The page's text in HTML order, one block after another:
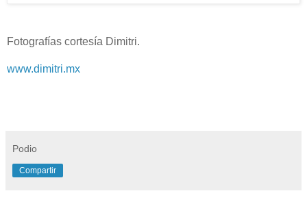
Fotografías cortesía Dimitri.
www.dimitri.mx
Podio
Compartir